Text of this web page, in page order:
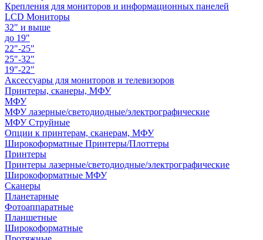
Крепления для мониторов и информационных панелей
LCD Мониторы
32" и выше
до 19"
22"-25"
25"-32"
19"-22"
Аксессуары для мониторов и телевизоров
Принтеры, сканеры, МФУ
МФУ
МФУ лазерные/светодиодные/электрографические
МФУ Струйные
Опции к принтерам, сканерам, МФУ
Широкоформатные Принтеры/Плоттеры
Принтеры
Принтеры лазерные/светодиодные/электрографические
Широкоформатные МФУ
Сканеры
Планетарные
Фотоаппаратные
Планшетные
Широкоформатные